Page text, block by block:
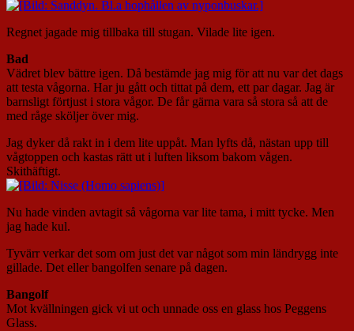
Regnet jagade mig tillbaka till stugan. Vilade lite igen.
Bad
Vädret blev bättre igen. Då bestämde jag mig för att nu var det dags
att testa vågorna. Har ju gått och tittat på dem, ett par dagar. Jag är
barnsligt förtjust i stora vågor. De får gärna vara så stora så att de
med råge sköljer över mig.
Jag dyker då rakt in i dem lite uppåt. Man lyfts då, nästan upp till
vågtoppen och kastas rätt ut i luften liksom bakom vågen.
Skithäftigt.
Nu hade vinden avtagit så vågorna var lite tama, i mitt tycke. Men
jag hade kul.
Tyvärr verkar det som om just det var något som min ländrygg inte
gillade. Det eller bangolfen senare på dagen.
Bangolf
Mot kvällningen gick vi ut och unnade oss en glass hos Peggens
Glass.